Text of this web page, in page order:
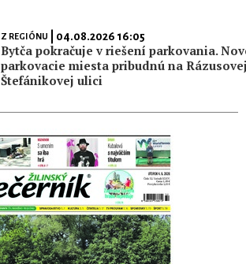
Z REGIÓNU | 04.08.2026 16:05
Bytča pokračuje v riešení parkovania.
parkovacie miesta pribudnú na
Štefánikovej ulici